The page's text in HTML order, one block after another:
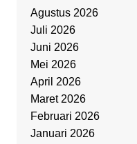
Agustus 2026
Juli 2026
Juni 2026
Mei 2026
April 2026
Maret 2026
Februari 2026
Januari 2026